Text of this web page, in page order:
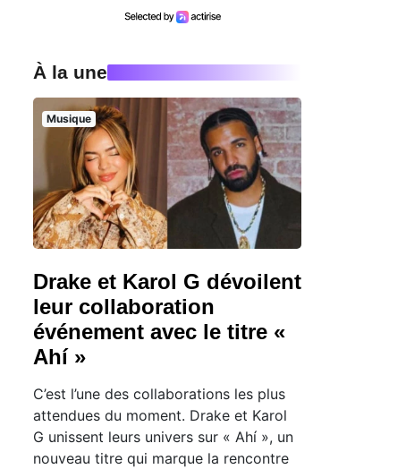
À la une
Musique
Drake et Karol G dévoilent
leur collaboration
événement avec le titre «
Ahí »
C’est l’une des collaborations les plus
attendues du moment. Drake et Karol
G unissent leurs univers sur « Ahí », un
nouveau titre qui marque la rencontre